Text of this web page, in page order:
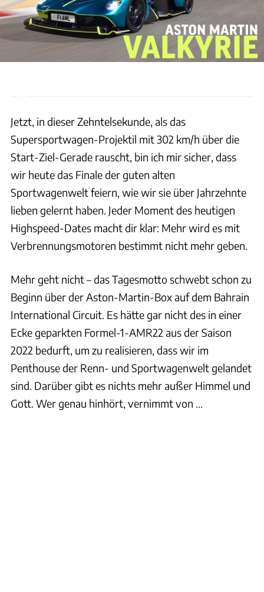
Jetzt, in dieser Zehntelsekunde, als das
Supersportwagen-Projektil mit 302 km/h über die
Start-Ziel-Gerade rauscht, bin ich mir sicher, dass
wir heute das Finale der guten alten
Sportwagenwelt feiern, wie wir sie über Jahrzehnte
lieben gelernt haben. Jeder Moment des heutigen
Highspeed-Dates macht dir klar: Mehr wird es mit
Verbrennungsmotoren bestimmt nicht mehr geben.
Mehr geht nicht – das Tagesmotto schwebt schon zu
Beginn über der Aston-Martin-Box auf dem Bahrain
International Circuit. Es hätte gar nicht des in einer
Ecke geparkten Formel-1-AMR22 aus der Saison
2022 bedurft, um zu realisieren, dass wir im
Penthouse der Renn- und Sportwagenwelt gelandet
sind. Darüber gibt es nichts mehr außer Himmel und
Gott. Wer genau hinhört, vernimmt von ...